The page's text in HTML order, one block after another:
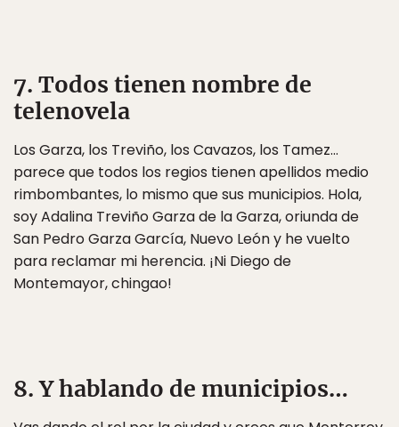
7. Todos tienen nombre de
telenovela
Los Garza, los Treviño, los Cavazos, los Tamez…
parece que todos los regios tienen apellidos medio
rimbombantes, lo mismo que sus municipios. Hola,
soy Adalina Treviño Garza de la Garza, oriunda de
San Pedro Garza García, Nuevo León y he vuelto
para reclamar mi herencia. ¡Ni Diego de
Montemayor, chingao!
8. Y hablando de municipios…